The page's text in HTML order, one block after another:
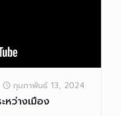
กุมภาพันธ์ 13, 2024
หว่างเมือง